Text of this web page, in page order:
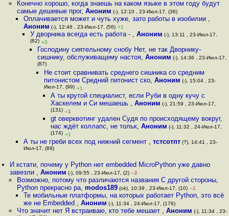
Конечно хорошо, когда знаешь на каком языке в этом году будут
самые дешевые прог, Аноним (-), 12:10 , 23-Июл-17, (36)
Оплачивается может и чуть хуже, зато работы в изобилии ,
Аноним (-), 12:46 , 23-Июл-17, (56) +1
У дворника всегда есть работа - ,Аноним (-), 13:11 , 23-Июл-17,
(62) +3
Господину сиятельному снобу Нет, не так Дворнику-
сишнику, обслуживащему настоя, Аноним (-), 14:36 , 23-Июл-17,
(87)
Не стоит сравнивать среднего сишника со средним
питонистом Средний питонист ско, Аноним (-), 15:04 , 23-
Июл-17, (99) +1
А ты крутой специалист, если Руби в одну кучу с
Хаскелем и Си мешаешь ,Аноним (-), 21:59 , 23-Июл-17,
(131) –1
gt оверквотинг удален Судя по происходящему вокруг,
нас ждёт коллапс, не тольк,Аноним (-), 11:32 , 24-Июл-17,
(174) +1
А ты не греби всех под нижний сегмент , тстсотпт(?), 14:41 , 23-
Июл-17, (89)
И кстати, почему у Python нет embedded MicroPython уже давно
завезли ,Аноним (-), 09:55 , 23-Июл-17, (2) –2
Возможно, потому что различаются названия С другой стороны,
Python прекрасно ра, modos189(ok), 10:39 , 23-Июл-17, (10) –1
Те мобильные платформы, на которых работает Python, это всё
же не Embedded , Аноним (-), 11:34 , 24-Июл-17, (176)
Что значит нет Я встраиваю, кто тебе мешает , Аноним (-), 11:34 , 23-